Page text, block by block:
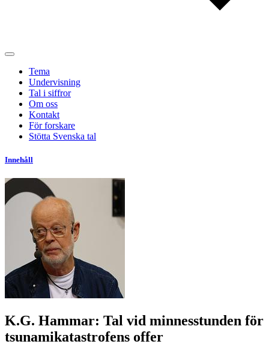
Tema
Undervisning
Tal i siffror
Om oss
Kontakt
För forskare
Stötta Svenska tal
Innehåll
K.G. Hammar: Tal vid minnesstunden för
tsunamikatastrofens offer